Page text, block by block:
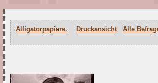
Alligatorpapiere. Druckansicht Alle